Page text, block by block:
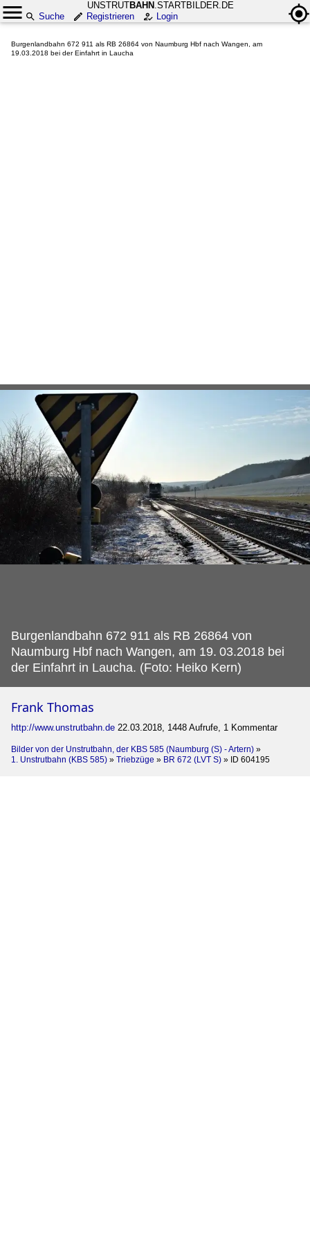
UNSTRUTBAHN .STARTBILDER.DE
Suche
Registrieren Login
Burgenlandbahn 672 911 als RB 26864 von Naumburg Hbf nach Wangen, am
19.03.2018 bei der Einfahrt in Laucha
Burgenlandbahn 672 911 als RB 26864 von
Naumburg Hbf nach Wangen, am 19. 03.2018 bei
der Einfahrt in Laucha. (Foto: Heiko Kern)
Frank Thomas
http://www.unstrutbahn.de 22.03.2018, 1448 Aufrufe, 1 Kommentar
Bilder von der Unstrutbahn, der KBS 585 (Naumburg (S) - Artern) »
1. Unstrutbahn (KBS 585) » Triebzüge » BR 672 (LVT S) » ID 604195